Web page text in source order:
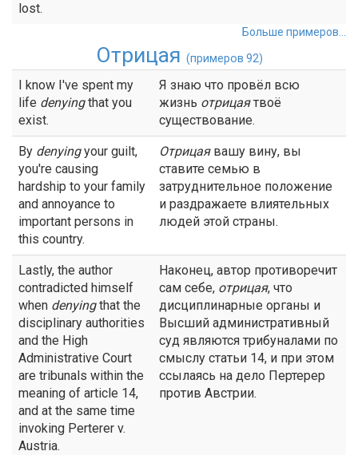
lost.
Больше примеров...
Отрицая (примеров 92)
I know I've spent my
life denyingthat you
exist.
Я знаю что провёл всю
жизнь отрицаятвоё
существование.
By denyingyour guilt,
you're causing
hardship to your family
and annoyance to
important persons in
this country.
Отрицаявашу вину, вы
ставите семью в
затруднительное положение
и раздражаете влиятельных
людей этой страны.
Lastly, the author
contradicted himself
when denyingthat the
disciplinary authorities
and the High
Administrative Court
are tribunals within the
meaning of article 14,
and at the same time
invoking Perterer v.
Austria.
Наконец, автор противоречит
сам себе, отрицая, что
дисциплинарные органы и
Высший административный
суд являются трибуналами по
смыслу статьи 14, и при этом
ссылаясь на дело Пертерер
против Австрии.